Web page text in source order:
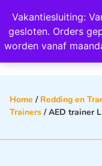
Vakantiesluiting:
gesloten. Orders
worden vanaf
Wij
Home / Redding en
Trainers / AED trainer